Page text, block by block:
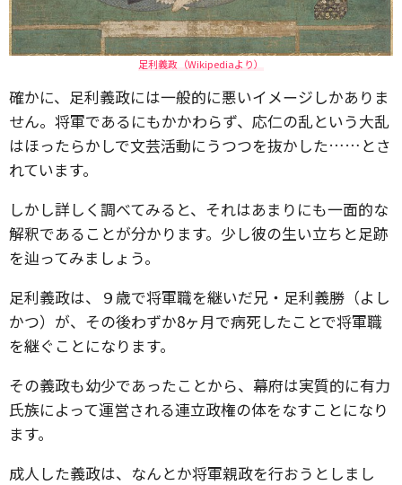
足利義政（Wikipediaより）
確かに、足利義政には一般的に悪いイメージしかありま
せん。将軍であるにもかかわらず、応仁の乱という大乱
はほったらかしで文芸活動にうつつを抜かした……とさ
れています。
しかし詳しく調べてみると、それはあまりにも一面的な
解釈であることが分かります。少し彼の生い立ちと足跡
を辿ってみましょう。
足利義政は、９歳で将軍職を継いだ兄・足利義勝（よし
かつ）が、その後わずか8ヶ月で病死したことで将軍職
を継ぐことになります。
その義政も幼少であったことから、幕府は実質的に有力
氏族によって運営される連立政権の体をなすことになり
ます。
成人した義政は、なんとか将軍親政を行おうとしまし